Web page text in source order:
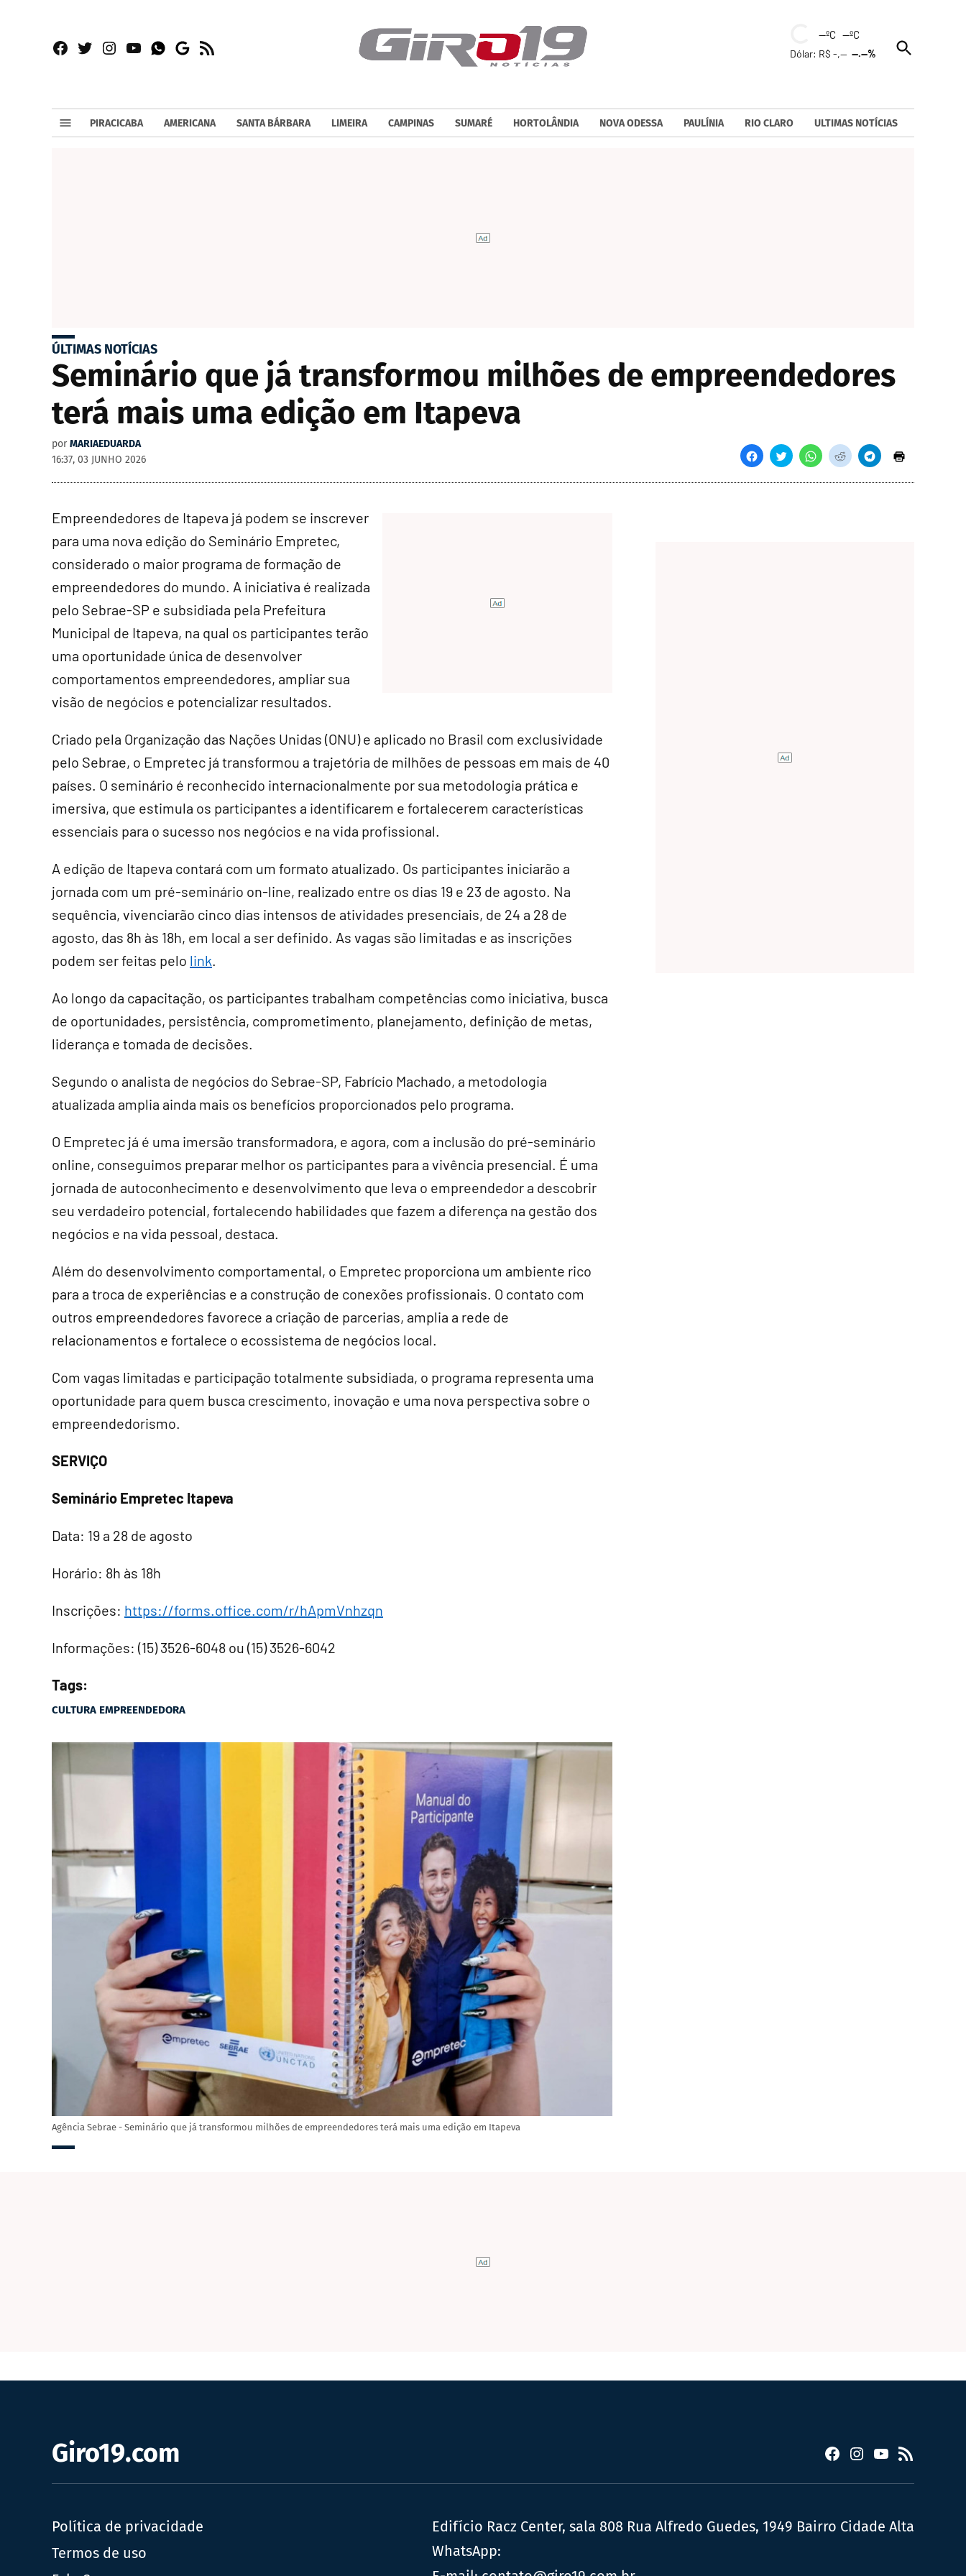
Facebook
TwitterInstagram
YouTubeWhatsapp
Google
RSS
--ºC --ºC
Dólar: R$ -,----.--%
Open
Search
PIRACICABA AMERICANA SANTA BÁRBARA LIMEIRA CAMPINAS SUMARÉ HORTOLÂNDIA NOVA ODESSA PAULÍNIA RIO CLARO ULTIMAS NOTÍCIAS
ÚLTIMAS NOTÍCIAS
Seminário que já transformou milhões de empreendedores
terá mais uma edição em Itapeva
por MARIAEDUARDA
16:37, 03 JUNHO 2026
Empreendedores de Itapeva já podem se inscrever
para uma nova edição do Seminário Empretec,
considerado o maior programa de formação de
empreendedores do mundo. A iniciativa é realizada
pelo Sebrae-SP e subsidiada pela Prefeitura
Municipal de Itapeva, na qual os participantes terão
uma oportunidade única de desenvolver
comportamentos empreendedores, ampliar sua
visão de negócios e potencializar resultados.
Criado pela Organização das Nações Unidas (ONU) e aplicado no Brasil com exclusividade
pelo Sebrae, o Empretec já transformou a trajetória de milhões de pessoas em mais de 40
países. O seminário é reconhecido internacionalmente por sua metodologia prática e
imersiva, que estimula os participantes a identificarem e fortalecerem características
essenciais para o sucesso nos negócios e na vida profissional.
A edição de Itapeva contará com um formato atualizado. Os participantes iniciarão a
jornada com um pré-seminário on-line, realizado entre os dias 19 e 23 de agosto. Na
sequência, vivenciarão cinco dias intensos de atividades presenciais, de 24 a 28 de
agosto, das 8h às 18h, em local a ser definido. As vagas são limitadas e as inscrições
podem ser feitas pelo link.
Ao longo da capacitação, os participantes trabalham competências como iniciativa, busca
de oportunidades, persistência, comprometimento, planejamento, definição de metas,
liderança e tomada de decisões.
Segundo o analista de negócios do Sebrae-SP, Fabrício Machado, a metodologia
atualizada amplia ainda mais os benefícios proporcionados pelo programa.
O Empretec já é uma imersão transformadora, e agora, com a inclusão do pré-seminário
online, conseguimos preparar melhor os participantes para a vivência presencial. É uma
jornada de autoconhecimento e desenvolvimento que leva o empreendedor a descobrir
seu verdadeiro potencial, fortalecendo habilidades que fazem a diferença na gestão dos
negócios e na vida pessoal, destaca.
Além do desenvolvimento comportamental, o Empretec proporciona um ambiente rico
para a troca de experiências e a construção de conexões profissionais. O contato com
outros empreendedores favorece a criação de parcerias, amplia a rede de
relacionamentos e fortalece o ecossistema de negócios local.
Com vagas limitadas e participação totalmente subsidiada, o programa representa uma
oportunidade para quem busca crescimento, inovação e uma nova perspectiva sobre o
empreendedorismo.
SERVIÇO
Seminário Empretec Itapeva
Data: 19 a 28 de agosto
Horário: 8h às 18h
Inscrições: https://forms.office.com/r/hApmVnhzqn
Informações: (15) 3526-6048 ou (15) 3526-6042
Tags:
CULTURA EMPREENDEDORA
Agência Sebrae - Seminário que já transformou milhões de empreendedores terá mais uma edição em Itapeva
Giro19.com Facebook
Instagram
YouTube
RSS
Política de privacidade
Termos de uso
Edifício Racz Center, sala 808 Rua Alfredo Guedes, 1949 Bairro Cidade Alta
WhatsApp: